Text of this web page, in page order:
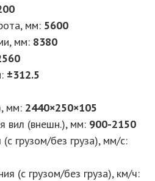
мм: 5600
мм: 8380
±312.5
мм: 2440×250×105
вил (внешн.), мм: 900-2150
грузом/без груза), мм/с:
(с грузом/без груза), км/ч: